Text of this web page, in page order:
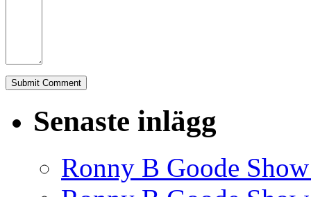
Senaste inlägg
Ronny B Goode